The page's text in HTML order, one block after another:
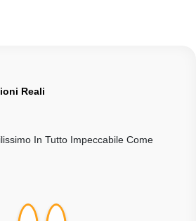
Reali
In Tutto Impeccabile Come